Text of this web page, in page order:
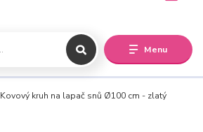
Menu
Kovový kruh na lapač snů Ø100 cm - zlatý